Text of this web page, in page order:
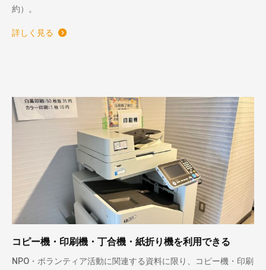
約）。
詳しく見る
コピー機・印刷機・丁合機・紙折り機を利用できる
NPO・ボランティア活動に関連する資料に限り、コピー機・印刷